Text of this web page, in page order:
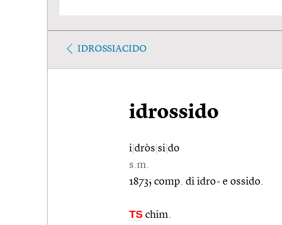
IDROSSIACIDO
idrossido
i dròs si do
s.m.
1873; comp. di idro- e ossido.
TS chim.